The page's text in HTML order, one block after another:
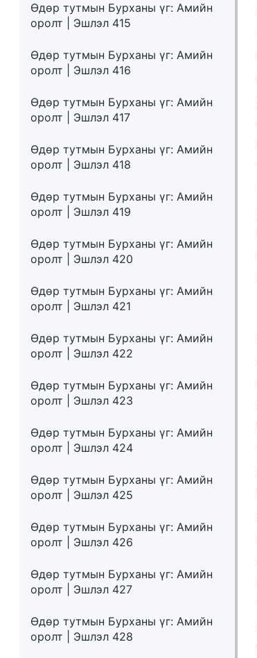
Өдөр тутмын Бурханы үг: Амийн
оролт | Эшлэл 415
Өдөр тутмын Бурханы үг: Амийн
оролт | Эшлэл 416
Өдөр тутмын Бурханы үг: Амийн
оролт | Эшлэл 417
Өдөр тутмын Бурханы үг: Амийн
оролт | Эшлэл 418
Өдөр тутмын Бурханы үг: Амийн
оролт | Эшлэл 419
Өдөр тутмын Бурханы үг: Амийн
оролт | Эшлэл 420
Өдөр тутмын Бурханы үг: Амийн
оролт | Эшлэл 421
Өдөр тутмын Бурханы үг: Амийн
оролт | Эшлэл 422
Өдөр тутмын Бурханы үг: Амийн
оролт | Эшлэл 423
Өдөр тутмын Бурханы үг: Амийн
оролт | Эшлэл 424
Өдөр тутмын Бурханы үг: Амийн
оролт | Эшлэл 425
Өдөр тутмын Бурханы үг: Амийн
оролт | Эшлэл 426
Өдөр тутмын Бурханы үг: Амийн
оролт | Эшлэл 427
Өдөр тутмын Бурханы үг: Амийн
оролт | Эшлэл 428